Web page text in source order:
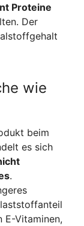
Proteine
Der
wie
beim
es sich
.
E-Vitaminen,